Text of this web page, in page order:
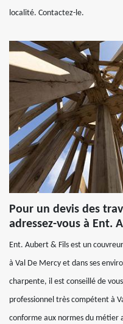
localité. Contactez-le.
Pour un devis des
adressez-vous à Ent.
Ent. Aubert & Fils est un
à Val De Mercy et dans ses
charpente, il est conseillé de
professionnel très compétent à
conforme aux normes du métier